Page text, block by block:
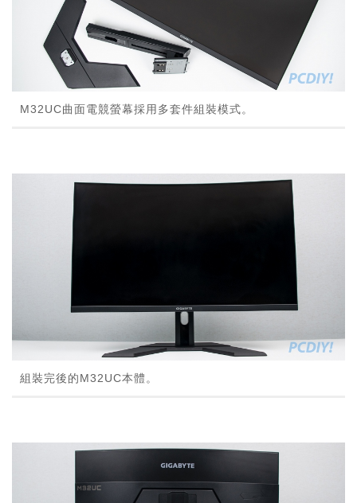
M32UC曲面電競螢幕採用多套件組裝模式。
組裝完後的M32UC本體。